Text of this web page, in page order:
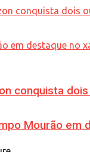
conquista
Mourão em